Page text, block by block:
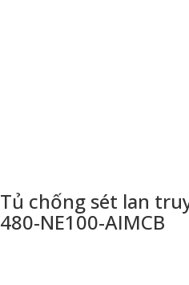
Tủ chống sét lan
480-NE100-AIMCB